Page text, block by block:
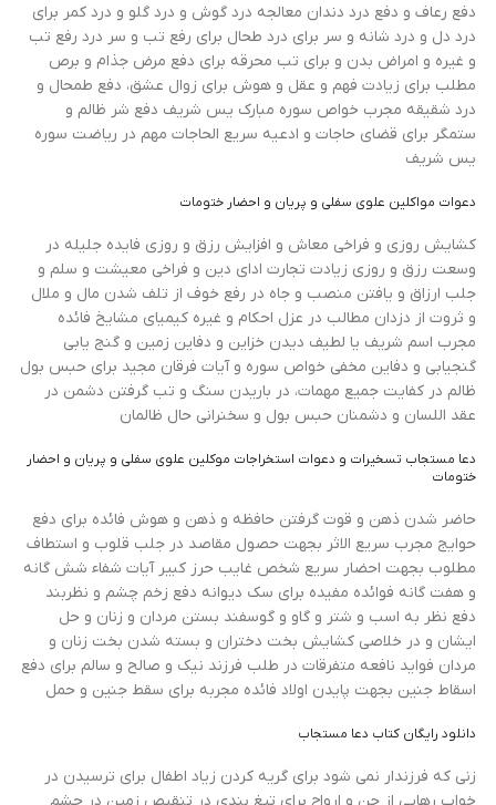
دفع رعاف و دفع درد دندان معالجه درد گوش و درد گلو و درد کمر برای
درد دل و درد شانه و سر برای درد طحال برای رفع تب و سر درد رفع تب
و غیره و امراض بدن و برای تب محرقه برای دفع مرض جذام و برص
مطلب برای زیادت فهم و عقل و هوش برای زوال عشق، دفع طمحال و
درد شقیقه مجرب خواص سوره مبارک یس شریف دفع شر ظالم و
ستمگر برای قضای حاجات و ادعیه سریع الحاجات مهم در ریاضت سوره
یس شریف
دعوات مواکلین علوی سفلی و پریان و احضار ختومات
کشایش روزی و فراخی معاش و افزایش رزق و روزی فایده جلیله در
وسعت رزق و روزی زیادت تجارت ادای دین و فراخی معیشت و سلم و
جلب ارزاق و یافتن منصب و جاه در رفع خوف از تلف شدن مال و ملال
و ثروت از دزدان مطالب در عزل احکام و غیره کیمیای مشایخ فائده
مجرب اسم شریف یا لطیف دیدن خزاین و دفاین زمین و گنج یابی
گنجیابی و دفاین مخفی خواص سوره و آیات فرقان مجید برای حبس بول
ظالم در کفایت جمیع مهمات، در باریدن سنگ و تب گرفتن دشمن در
عقد اللسان و دشمنان حبس بول و سخنرانی حال ظالمان
دعا مستجاب تسخیرات و دعوات استخراجات موکلین علوی سفلی و پریان و احضار
ختومات
حاضر شدن ذهن و قوت گرفتن حافظه و ذهن و هوش فائده برای دفع
حوایج مجرب سریع الاثر بجهت حصول مقاصد در جلب قلوب و استطاف
مطلوب بجهت احضار سریع شخص غایب حرز کبیر آیات شفاء شش گانه
و هفت گانه فوائده مفیده برای سک دیوانه دفع زخم چشم و نظربند
دفع نظر به اسب و شتر و گاو و گوسفند بستن مردان و زنان و حل
ایشان و در خلاصی کشایش بخت دختران و بسته شدن بخت زنان و
مردان فواید نافعه متفرقات در طلب فرزند نیک و صالح و سالم برای دفع
اسقاط جنین بجهت پایدن اولاد فائده مجربه برای سقط جنین و حمل
دانلود رایگان کتاب دعا مستجاب
زنی که فرزندار نمی شود برای گریه کردن زیاد اطفال برای ترسیدن در
خواب رهایی از جن و ارواح برای تیغ بندی در تنقیص زمین در چشم